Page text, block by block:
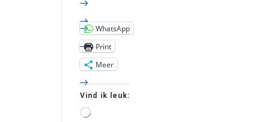
WhatsApp
Print
Meer
Vind ik leuk: